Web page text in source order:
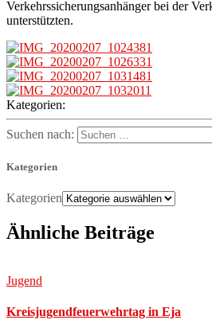
Verkehrssicherungsanhänger bei der
unterstützten.
Kategorien:
Suchen nach:
Kategorien
Kategorien
Ähnliche Beiträge
Jugend
Kreisjugendfeuerwehrtag in Eja